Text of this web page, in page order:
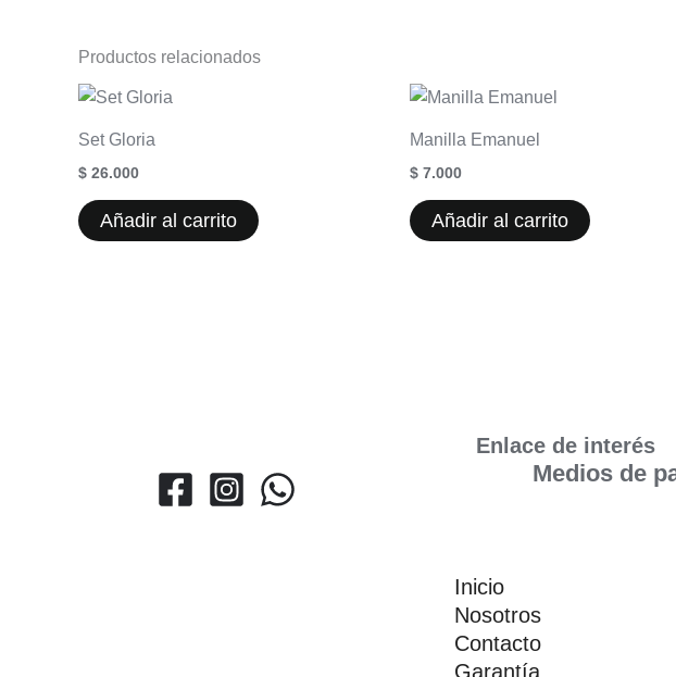
Productos relacionados
Set Gloria
$ 26.000
Añadir al carrito
Manilla Emanuel
$ 7.000
Añadir al carrito
Enlace de interés
Medios de
Inicio
Nosotros
Contacto
Garantía